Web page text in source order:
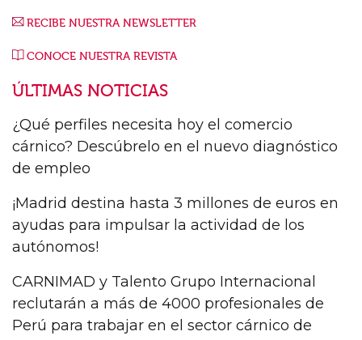
RECIBE NUESTRA NEWSLETTER
CONOCE NUESTRA REVISTA
ÚLTIMAS NOTICIAS
¿Qué perfiles necesita hoy el comercio
cárnico? Descúbrelo en el nuevo diagnóstico
de empleo
¡Madrid destina hasta 3 millones de euros en
ayudas para impulsar la actividad de los
autónomos!
CARNIMAD y Talento Grupo Internacional
reclutarán a más de 4000 profesionales de
Perú para trabajar en el sector cárnico de